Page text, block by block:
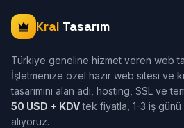
Kral Tasarım
Türkiye geneline hizmet veren web
İşletmenize özel hazır web sitesi ve
tasarımını alan adı, hosting, SSL ve
50 USD + KDVtek fiyatla, 1-3 iş günü
alıyoruz.